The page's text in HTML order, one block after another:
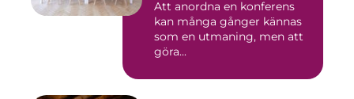
Att anordna en konferens
kan många gånger kännas
som en utmaning, men att
göra...